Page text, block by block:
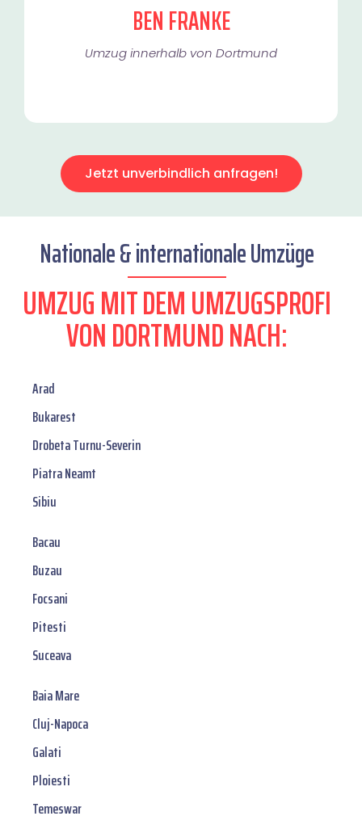
BEN FRANKE
Umzug innerhalb von Dortmund​
Jetzt unverbindlich anfragen!
Nationale & internationale Umzüge
UMZUG MIT DEM UMZUGSPROFI
VON DORTMUND NACH:
Arad
Bukarest
Drobeta Turnu-Severin
Piatra Neamt
Sibiu
Bacau
Buzau
Focsani
Pitesti
Suceava
Baia Mare
Cluj-Napoca
Galati
Ploiesti
Temeswar